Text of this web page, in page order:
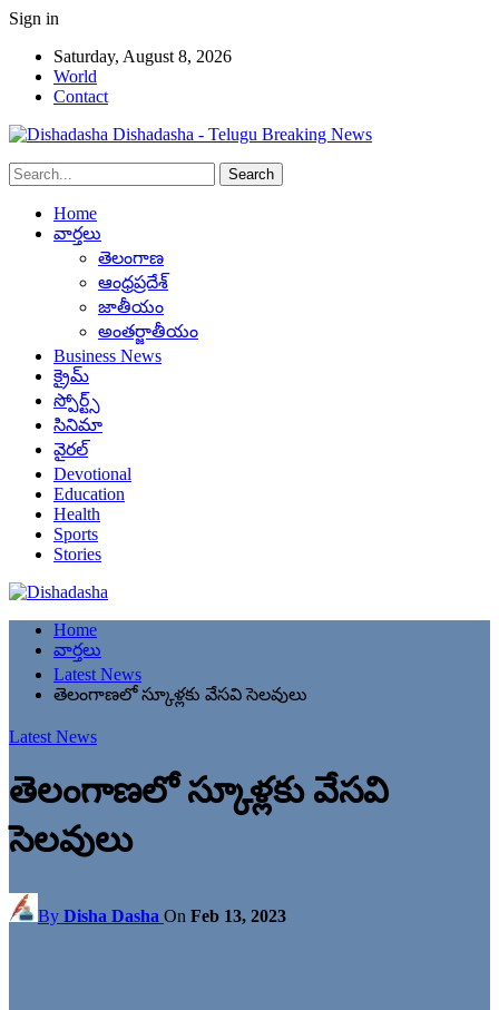
Sign in
Saturday, August 8, 2026
World
Contact
Dishadasha - Telugu Breaking News
Home
వార్తలు
తెలంగాణ
ఆంధ్రప్రదేశ్
జాతీయం
అంతర్జాతీయం
Business News
క్రైమ్
స్పోర్ట్స్
సినిమా
వైరల్
Devotional
Education
Health
Sports
Stories
Home
వార్తలు
Latest News
తెలంగాణలో స్కూళ్లకు వేసవి సెలవులు
Latest News
తెలంగాణలో స్కూళ్లకు వేసవి
సెలవులు
By Disha Dasha On Feb 13, 2023